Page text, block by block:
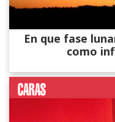
En que fase
como